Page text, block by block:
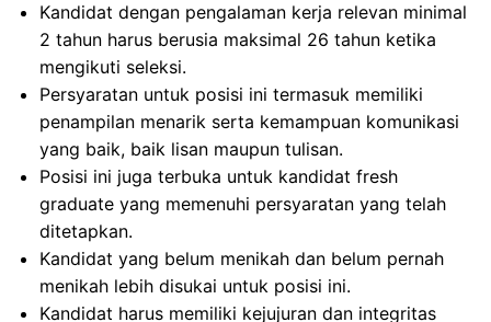
Kandidat dengan pengalaman kerja relevan minimal
2 tahun harus berusia maksimal 26 tahun ketika
mengikuti seleksi.
Persyaratan untuk posisi ini termasuk memiliki
penampilan menarik serta kemampuan komunikasi
yang baik, baik lisan maupun tulisan.
Posisi ini juga terbuka untuk kandidat fresh
graduate yang memenuhi persyaratan yang telah
ditetapkan.
Kandidat yang belum menikah dan belum pernah
menikah lebih disukai untuk posisi ini.
Kandidat harus memiliki kejujuran dan integritas